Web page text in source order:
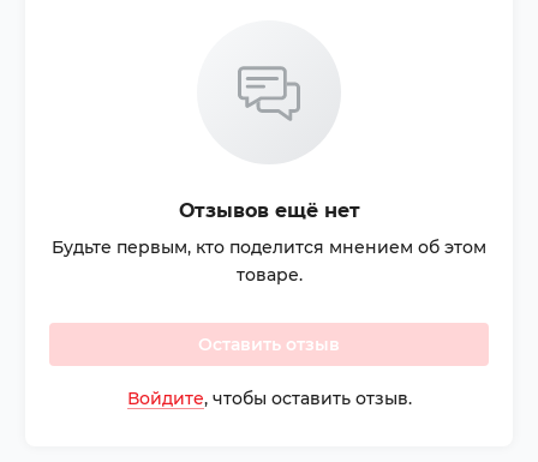
Отзывов ещё нет
Будьте первым, кто поделится мнением об этом
товаре.
Оставить отзыв
Войдите, чтобы оставить отзыв.